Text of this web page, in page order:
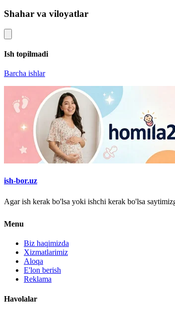
Shahar va viloyatlar
Ish topilmadi
Barcha ishlar
ish-bor.uz
Agar ish kerak bo'lsa yoki ishchi kerak bo'lsa
Menu
Biz haqimizda
Xizmatlarimiz
Aloqa
E'lon berish
Reklama
Havolalar